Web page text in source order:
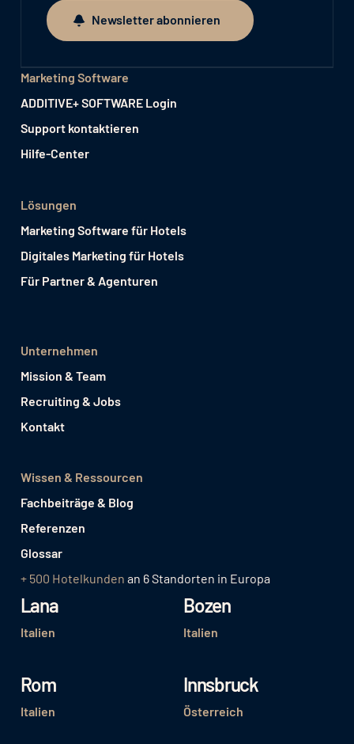
Newsletter abonnieren
Newsletter abonnieren
Marketing Software
ADDITIVE+ SOFTWARE Login
Support kontaktieren
Hilfe-Center
Lösungen
Marketing Software für Hotels
Digitales Marketing für Hotels
Für Partner & Agenturen
Unternehmen
Mission & Team
Recruiting & Jobs
Kontakt
Wissen & Ressourcen
Fachbeiträge & Blog
Referenzen
Glossar
+ 500 Hotelkunden an 6 Standorten in Europa
Lana
Italien
Bozen
Italien
Rom
Italien
Innsbruck
Österreich